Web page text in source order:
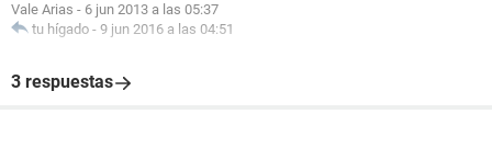
Vale Arias - 6 jun 2013 a las 05:37
tu hígado - 9 jun 2016 a las 04:51
3 respuestas